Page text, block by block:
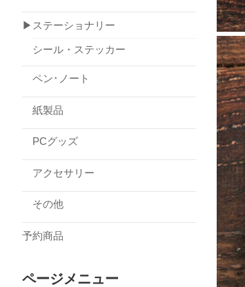
▶ステーショナリー
シール・ステッカー
ペン･ノート
紙製品
PCグッズ
アクセサリー
その他
予約商品
ページメニュー